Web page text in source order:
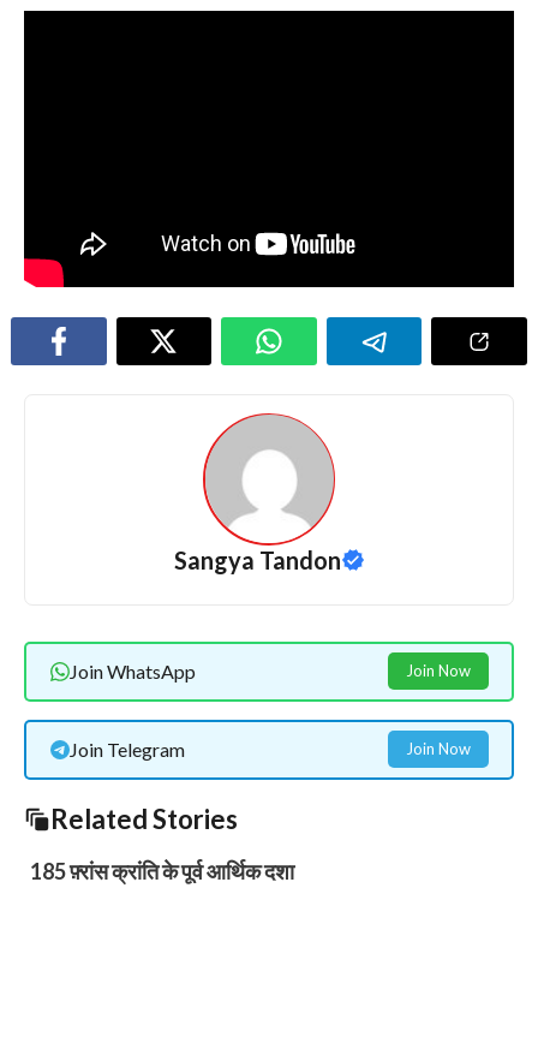
Sangya Tandon
Join WhatsApp Join Now
Join Telegram Join Now
Related Stories
185 फ़्रांस क्रांति के पूर्व आर्थिक दशा